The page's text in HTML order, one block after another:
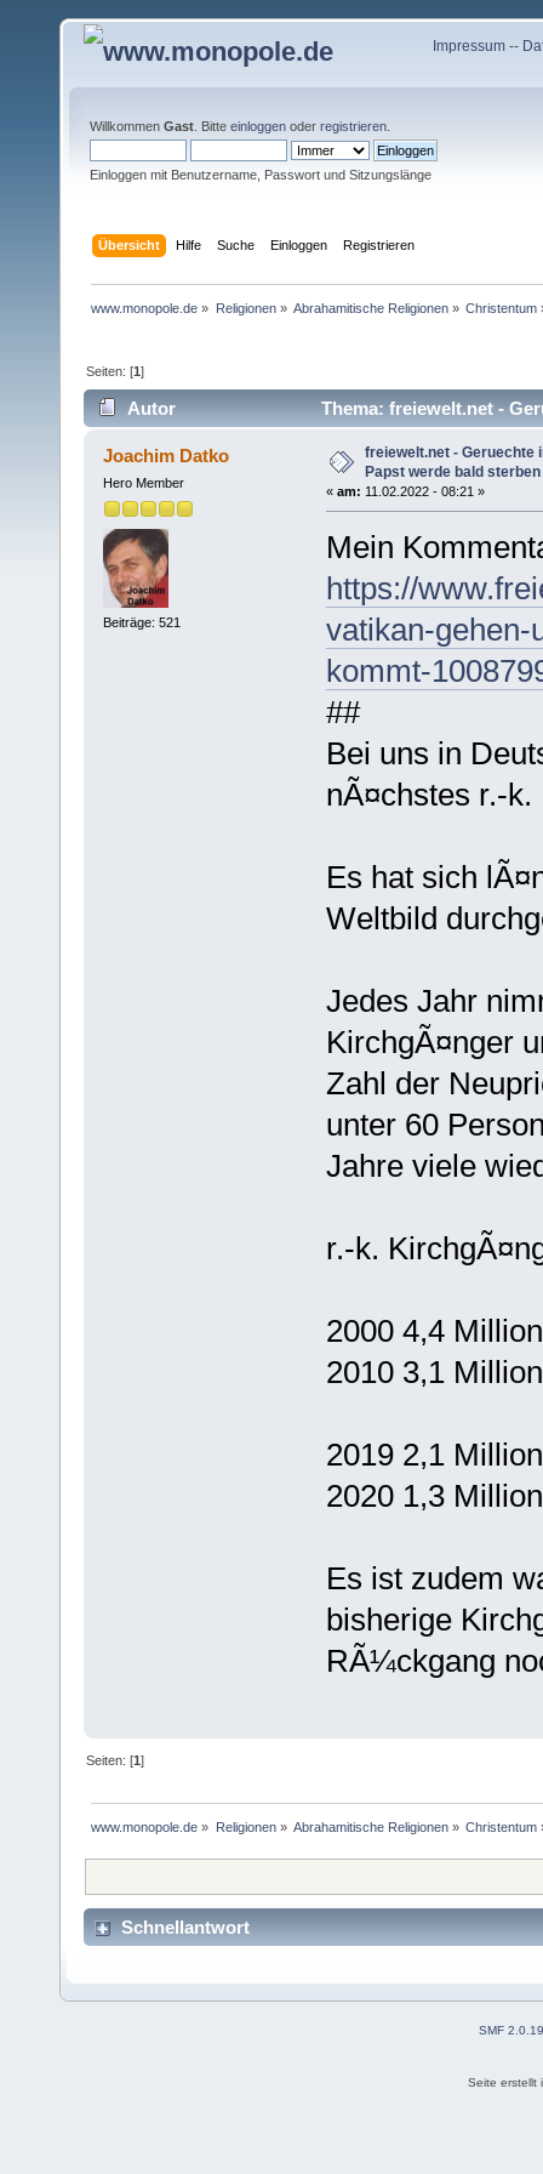
Impressum--
Willkommen Gast . Bitte einloggen oder registrieren
Einloggen mit Benutzername, Passwort und Sitzungslänge
Übersicht Hilfe Suche Einloggen Registrieren
www.monopole.de » Religionen» Abrahamitische Religionen» Christentum
Seiten: [1]
Autor
Thema: freiewelt.net -
(Gelesen 8565 mal)
Joachim Datko
Hero Member
Beiträge: 521
freiewelt.net - Geruechte
Papst werde bald sterben
« am: 11.02.2022 - 08:21 »
Mein
https://
vatikan-
kommt-
##
Bei uns in
nÃ¤chstes r.-
Es hat sich
Weltbild
Jedes Jahr
KirchgÃ¤nger
Zahl der
unter 60
Jahre viele
r.-k.
2000 4,4
2010 3,1
2019 2,1
2020 1,3
Es ist zudem
bisherige
RÃ¼ckgang
Seiten: [1]
www.monopole.de » Religionen» Abrahamitische Religionen» Christentum
Schnellantwort
SMF 2.0.19
Seite erstellt